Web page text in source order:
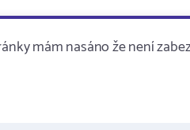
mám nasáno že není